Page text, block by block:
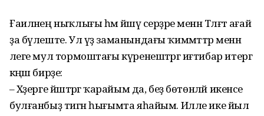
Ғаиләнең ныҡлығы һәм йәшәү серҙәре менән Тәлғәт ағай
ҙа бүлеште. Ул үҙ заманындағы ҡиммәттәр менән
әлеге мул тормоштағы күренештәргә иғтибар итергә
кәңәш бирҙе:
– Хәҙерге йәштәргә ҡарайым да, беҙ бөтөнләй икенсе
булғанбыҙ тигән һығымта яһайым. Илле ике йыл